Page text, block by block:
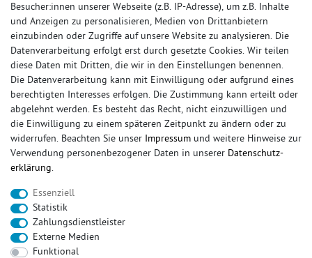
© Copyright 2026 Sportauspuff-Store.de - Alle Rechte vorbehalten.
Preisangaben inkl. gesetzlicher MwSt. und zzgl. Versandkosten
Das Internetportal für Sportendschalldämpfer, Komplettanlagen,
Rennsportanlagen, Sportendrohre, Universalteile, Fächerkrümmer,
Vorschalldämpfer, Sportkat, Ersatzrohr und Auspuffzubehör.
FOX, REMUS, FSW, FRIEDRICH MOTORSPORT, EISENMANN, ULTER
SPORT, NOVUS
sportauspuff sportkat
endrohr
downpipe
Besucher:innen unserer Webseite (z.B. IP-Adresse), um z.B. Inhalte
und Anzeigen zu personalisieren, Medien von Drittanbietern
einzubinden oder Zugriffe auf unsere Website zu analysieren. Die
Datenverarbeitung erfolgt erst durch gesetzte Cookies. Wir teilen
diese Daten mit Dritten, die wir in den Einstellungen benennen.
Die Datenverarbeitung kann mit Einwilligung oder aufgrund eines
berechtigten Interesses erfolgen. Die Zustimmung kann erteilt oder
abgelehnt werden. Es besteht das Recht, nicht einzuwilligen und
die Einwilligung zu einem späteren Zeitpunkt zu ändern oder zu
widerrufen. Beachten Sie unser Impressum und weitere Hinweise zur
Verwendung personenbezogener Daten in unserer Daten­schutz­
erklärung.
Essenziell
Statistik
Zahlungsdienstleister
Externe Medien
Funktional